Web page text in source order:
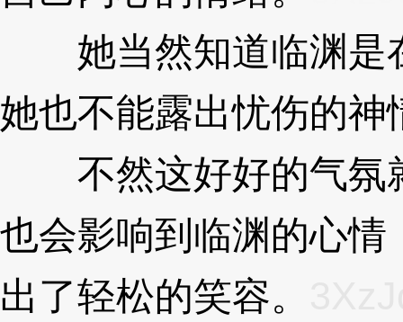
她当然知道临渊是
她也不能露出忧伤的神
不然这好好的气氛
也会影响到临渊的心
出了轻松的笑容。